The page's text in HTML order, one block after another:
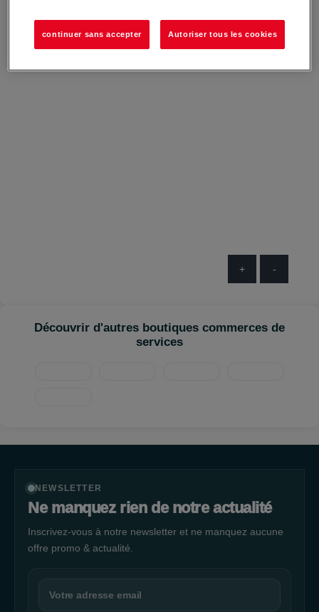
+ -
Découvrir d'autres boutiques commerces de
services
NEWSLETTER
Ne manquez rien de notre actualité
Inscrivez-vous à notre newsletter et ne manquez aucune
offre promo & actualité.
continuer sans accepter Autoriser tous les cookies